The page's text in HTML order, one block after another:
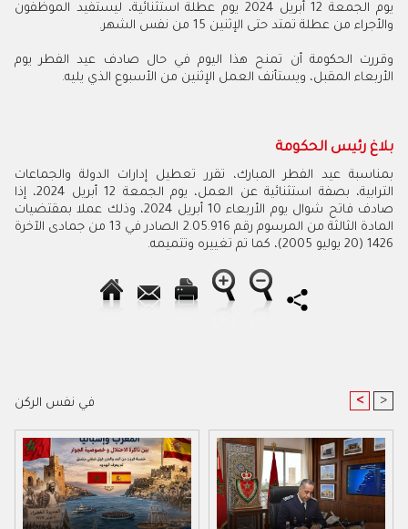
يوم الجمعة 12 أبريل 2024 يوم عطلة استثنائية، ليستفيد الموظفون
والأجراء من عطلة تمتد حتى الإثنين 15 من نفس الشهر.
وقررت الحكومة أن تمنح هذا اليوم في حال صادف عيد الفطر يوم
الأربعاء المقبل، ويستأنف العمل الإثنين من الأسبوع الذي يليه.
بلاغ رئيس الحكومة
بمناسبة عيد الفطر المبارك، تقرر تعطيل إدارات الدولة والجماعات
الترابية، بصفة استثنائية عن العمل، يوم الجمعة 12 أبريل 2024، إذا
صادف فاتح شوال يوم الأربعاء 10 أبريل 2024، وذلك عملا بمقتضيات
المادة الثالثة من المرسوم رقم 2.05.916 الصادر في 13 من جمادى الآخرة
1426 (20 يوليو 2005)، كما تم تغييره وتتميمه.
في نفس الركن < >